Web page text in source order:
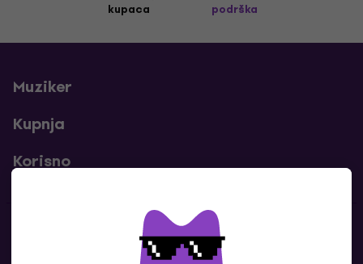
kupaca
podrška
Muziker
Kupnja
Korisno
Kontakti